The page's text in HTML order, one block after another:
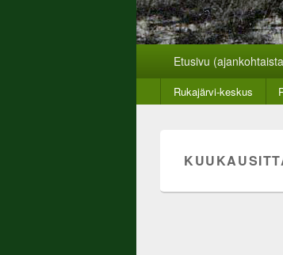
Rukajärven suunnan
PäävalikkoEtusivu
valikko
Rukajärvi-keskus